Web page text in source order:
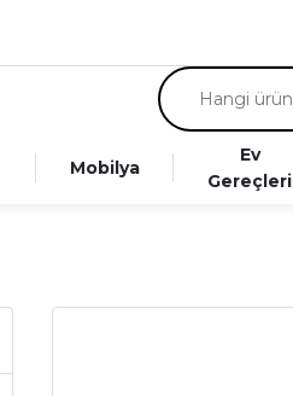
Mobilya
Ev
Gereçleri